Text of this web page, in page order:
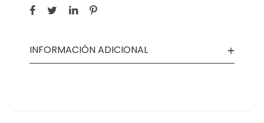
INFORMACIÓN ADICIONAL